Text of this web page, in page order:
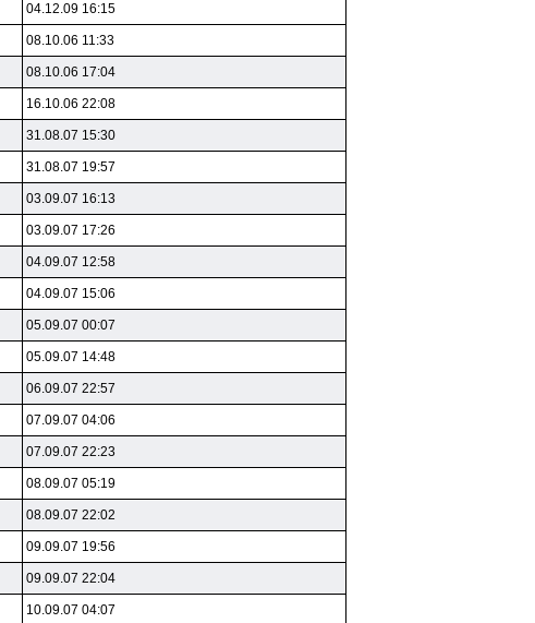
04.12.09 16:15
08.10.06 11:33
08.10.06 17:04
16.10.06 22:08
31.08.07 15:30
31.08.07 19:57
03.09.07 16:13
03.09.07 17:26
04.09.07 12:58
04.09.07 15:06
05.09.07 00:07
05.09.07 14:48
06.09.07 22:57
07.09.07 04:06
07.09.07 22:23
08.09.07 05:19
08.09.07 22:02
09.09.07 19:56
09.09.07 22:04
10.09.07 04:07